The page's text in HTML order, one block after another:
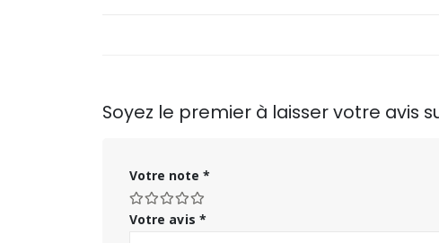
Soyez le premier à laisser votre avis sur
Votre note *
Votre avis *